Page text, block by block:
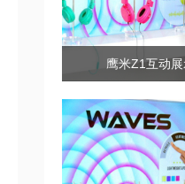
鹰米Z1互动